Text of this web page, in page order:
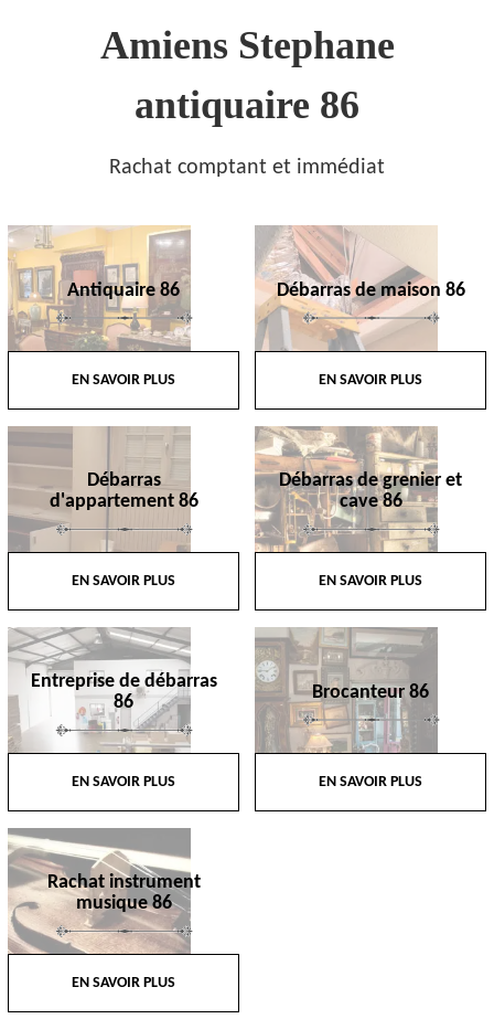
Amiens Stephane
antiquaire 86
Rachat comptant et immédiat
Antiquaire 86
EN SAVOIR PLUS
Débarras de maison 86
EN SAVOIR PLUS
Débarras
d'appartement 86
EN SAVOIR PLUS
Débarras de grenier et
cave 86
EN SAVOIR PLUS
Entreprise de débarras
86
EN SAVOIR PLUS
Brocanteur 86
EN SAVOIR PLUS
Rachat instrument
musique 86
EN SAVOIR PLUS